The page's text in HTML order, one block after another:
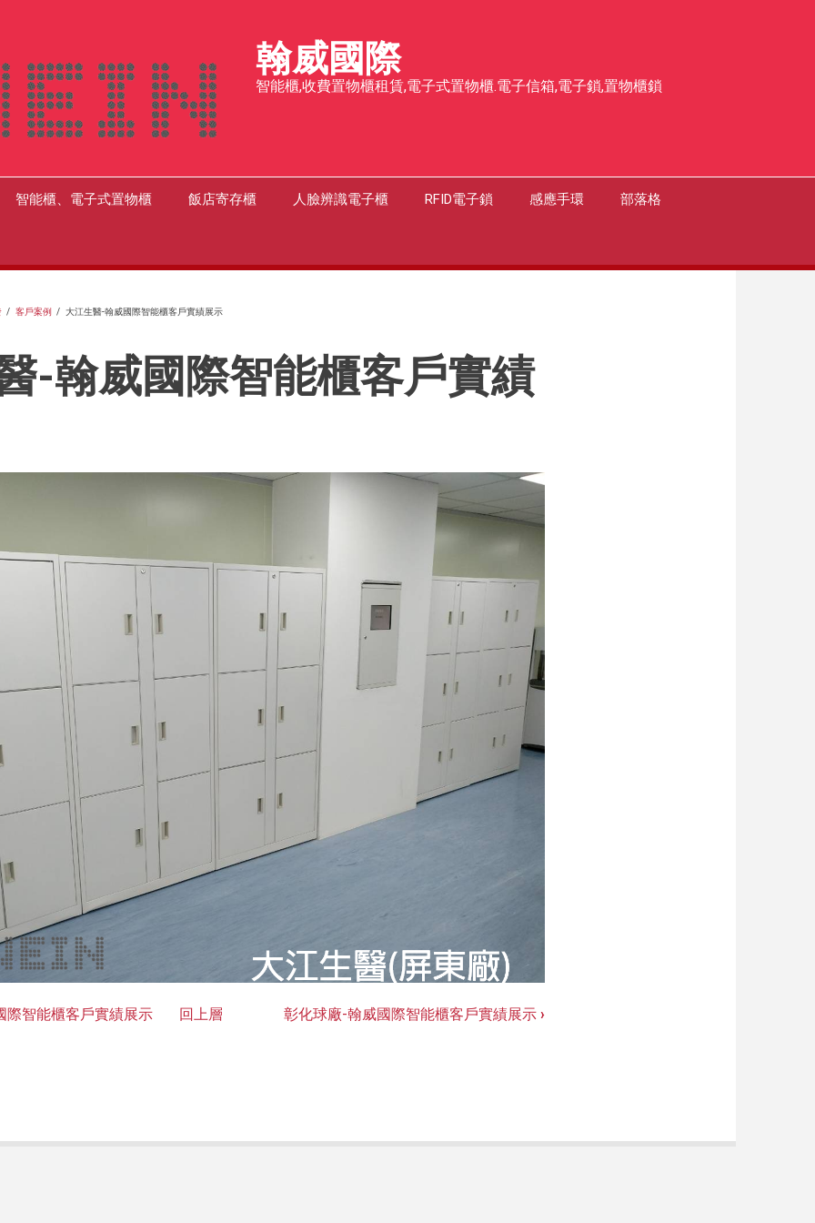
翰威國際
智能櫃,收費置物櫃租賃,電子式置物櫃.電子信箱,電子鎖,置物櫃鎖
智能櫃、電子式置物櫃 飯店寄存櫃 人臉辨識電子櫃 RFID電子鎖 感應手環 部落格
/ 客戶案例 / 大江生醫-翰威國際智能櫃客戶實績展示
-翰威國際智能櫃客戶實績
智能櫃客戶實績展示 回上層 彰化球廠-翰威國際智能櫃客戶實績展示 ›